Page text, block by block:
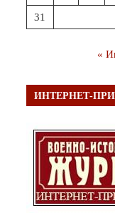
31
«
ИНТЕРНЕТ-